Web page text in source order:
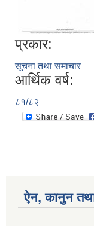
प्रकार:
सूचना तथा समाचार
आर्थिक वर्ष:
८१/८२
ऐन, कानुन तथा